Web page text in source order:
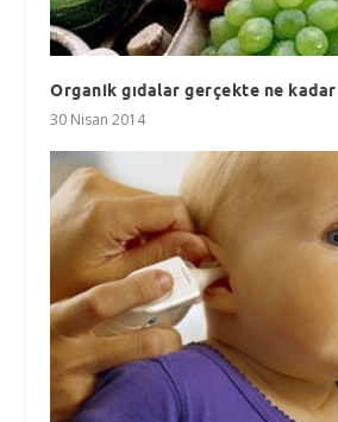
Organik gıdalar gerçekte ne
30 Nisan 2014